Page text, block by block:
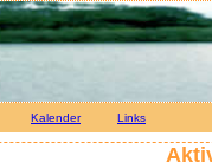
Kalender Links